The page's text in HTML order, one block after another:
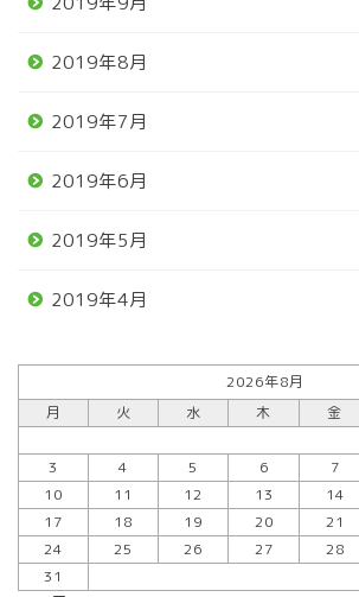
2019年8月
2019年7月
2019年6月
2019年5月
2019年4月
2026年8月
月
火 水 木 金
3
4 5 6 7
10
11 12 13 14
17
18 19 20 21
24
25 26 27 28
31